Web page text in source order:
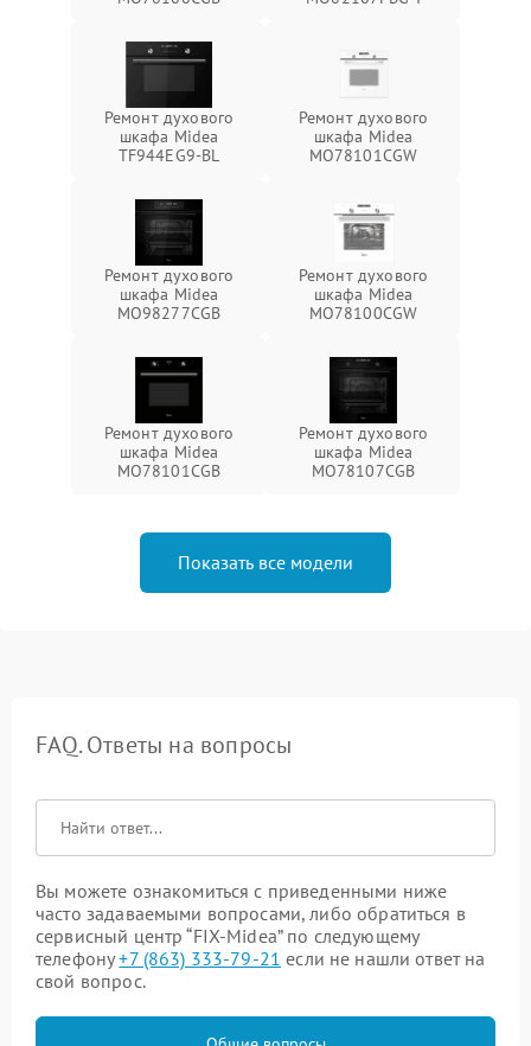
Ремонт духового
шкафа Midea
TF944EG9-BL
Ремонт духового
шкафа Midea
MO78101CGW
Ремонт духового
шкафа Midea
MO98277CGB
Ремонт духового
шкафа Midea
MO78100CGW
Ремонт духового
шкафа Midea
MO78101CGB
Ремонт духового
шкафа Midea
MO78107CGB
Показать все модели
FAQ. Ответы на вопросы
Вы можете ознакомиться с приведенными ниже
часто задаваемыми вопросами, либо обратиться в
сервисный центр “FIX-Midea” по следующему
телефону+7 (863) 333-79-21 если не нашли ответ на
свой вопрос.